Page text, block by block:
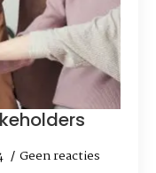
Geen reacties